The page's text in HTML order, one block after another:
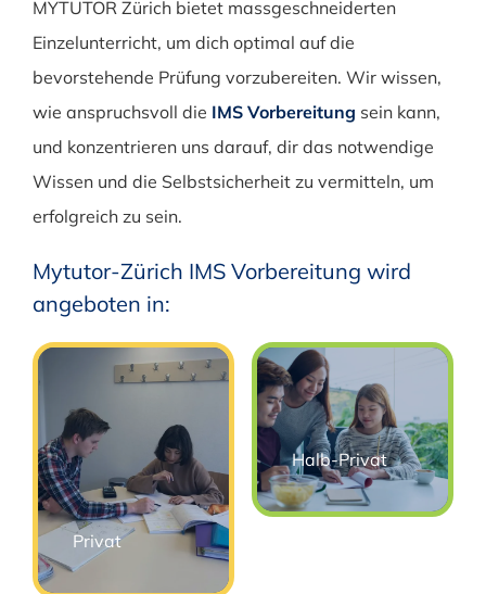
MYTUTOR Zürich bietet massgeschneiderten
Einzelunterricht, um dich optimal auf die
bevorstehende Prüfung vorzubereiten. Wir wissen,
wie anspruchsvoll die IMS Vorbereitung sein kann,
und konzentrieren uns darauf, dir das notwendige
Wissen und die Selbstsicherheit zu vermitteln, um
erfolgreich zu sein.
Mytutor-Zürich IMS Vorbereitung wird
angeboten in:
Privat
Halb-Privat